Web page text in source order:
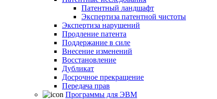
Патентный ландшафт
Экспертиза патентной чистоты
Экспертиза нарушений
Продление патента
Поддержание в силе
Внесение изменений
Восстановление
Дубликат
Досрочное прекращение
Передача прав
Программы для ЭВМ